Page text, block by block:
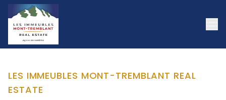
LES IMMEUBLES MONT-TREMBLANT REAL
ESTATE